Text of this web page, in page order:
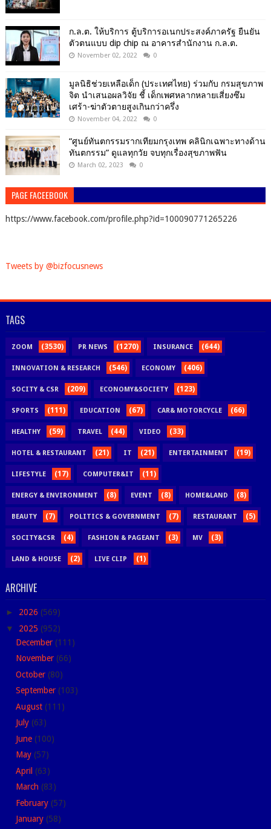
ก.ล.ต. ให้บริการ ตู้บริการอเนกประสงค์ภาครัฐ ยืนยัน
ตัวตนแบบ dip chip ณ อาคารสำนักงาน ก.ล.ต.
November 02, 2022 0
มูลนิธิช่วยเหลือเด็ก (ประเทศไทย) ร่วมกับ กรมสุขภาพ
จิต นำเสนอผลวิจัย ชี้ เด็กเพศหลากหลายเสี่ยงซึม
เศร้า-ฆ่าตัวตายสูงเกินกว่าครึ่ง
November 04, 2022 0
“ศูนย์ทันตกรรมรากเทียมกรุงเทพ คลินิกเฉพาะทางด้าน
ทันตกรรม” ดูแลทุกวัย จบทุกเรื่องสุขภาพฟัน
March 02, 2023 0
PAGE FACEEBOOK
https://www.facebook.com/profile.php?id=100090771265226
Tweets by @bizfocusnews
TAGS
ZOOM (3530) PR NEWS (1270) INSURANCE (644)
INNOVATION & RESEARCH (546) ECONOMY (406)
SOCITY & CSR (209) ECONOMY&SOCIETY (123)
SPORTS (111) EDUCATION (67) CAR& MOTORCYCLE (66)
HEALTHY (59) TRAVEL (44) VIDEO (33)
HOTEL & RESTAURANT (21) IT (21) ENTERTAINMENT (19)
LIFESTYLE (17) COMPUTER&IT (11)
ENERGY & ENVIRONMENT (8) EVENT (8) HOME&LAND (8)
BEAUTY (7) POLITICS & GOVERNMENT (7) RESTAURANT (5)
SOCITY&CSR (4) FASHION & PAGEANT (3) MV (3)
LAND & HOUSE (2) LIVE CLIP (1)
ARCHIVE
► 2026 (569)
▼ 2025 (952)
December (111)
November (66)
October (80)
September (103)
August (111)
July (63)
June (100)
May (57)
April (63)
March (83)
February (57)
January (58)